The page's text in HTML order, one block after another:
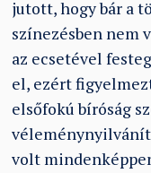
jutott, hogy bár a
színezésben nem
az ecsetével
el, ezért
elsőfokú bíróság
volt